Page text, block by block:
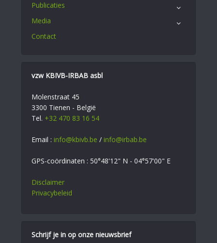
Publicaties
Media
Contact
vzw KBIVB-IRBAB asbl
Molenstraat 45
3300 Tienen - België
Tel. +32 470 83 16 54
Email : info@kbivb.be / info@irbab.be
GPS-coördinaten : 50°48'12" N - 04°57'00" E
Disclaimer
Privacybeleid
Schrijf je in op onze nieuwsbrief